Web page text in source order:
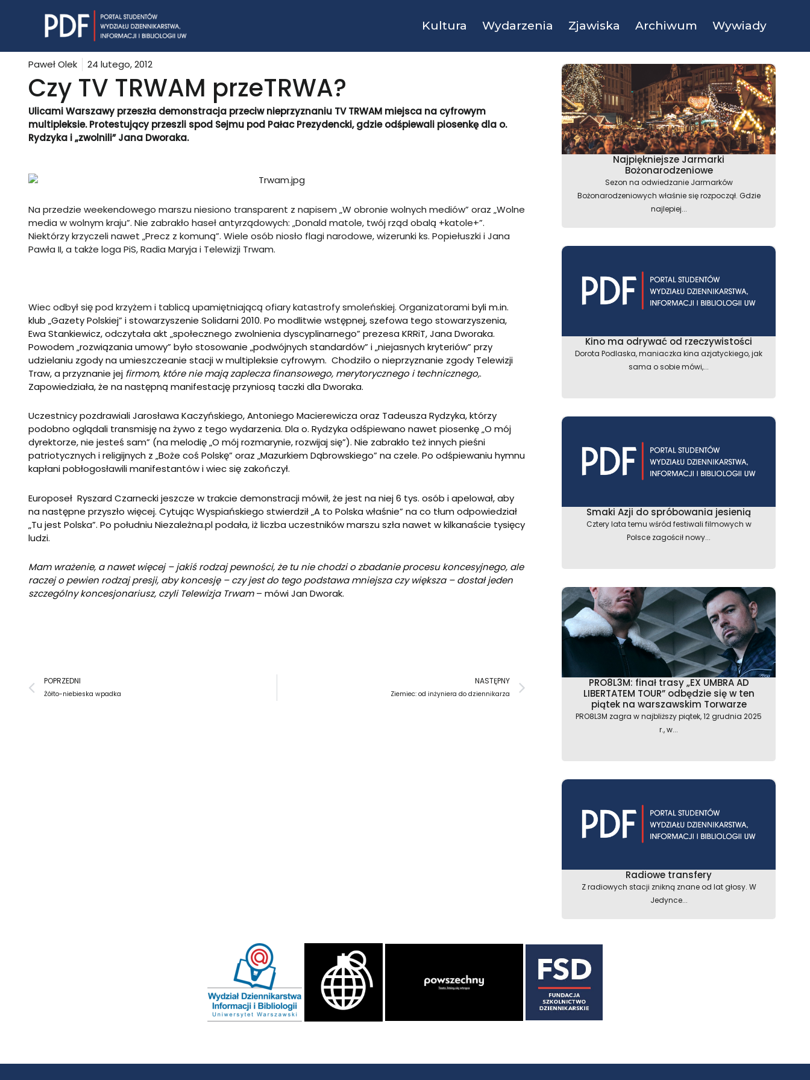
Kultura Wydarzenia Zjawiska Archiwum Wywiady
Paweł Olek 24 lutego, 2012
Czy TV TRWAM przeTRWA?
Ulicami Warszawy przeszła demonstracja przeciw nieprzyznaniu TV TRWAM miejsca na cyfrowym
multipleksie. Protestujący przeszli spod Sejmu pod Pałac Prezydencki, gdzie odśpiewali piosenkę dla o.
Rydzyka i „zwolnili” Jana Dworaka.
Na przedzie weekendowego marszu niesiono transparent z napisem „W obronie wolnych mediów” oraz „Wolne
media w wolnym kraju”. Nie zabrakło haseł antyrządowych: „Donald matole, twój rząd obalą +katole+”.
Niektórzy krzyczeli nawet „Precz z komuną”. Wiele osób niosło flagi narodowe, wizerunki ks. Popiełuszki i Jana
Pawła II, a także loga PiS, Radia Maryja i Telewizji Trwam.
Wiec odbył się pod krzyżem i tablicą upamiętniającą ofiary katastrofy smoleńskiej. Organizatoramibyli m.in.
klub „Gazety Polskiej” i stowarzyszenie Solidarni 2010. Po modlitwie wstępnej, szefowa tego stowarzyszenia,
Ewa Stankiewicz, odczytała akt „społecznego zwolnienia dyscyplinarnego” prezesa KRRiT, Jana Dworaka.
Powodem „rozwiązania umowy” było stosowanie „podwójnych standardów” i „niejasnych kryteriów” przy
udzielaniu zgody na umieszczeanie stacji w multipleksie cyfrowym. Chodziło o nieprzyznanie zgody Telewizji
Traw, a przyznanie jej firmom, które nie mają zaplecza finansowego, merytorycznego i technicznego,.
Zapowiedziała, że na następną manifestację przyniosą taczki dla Dworaka.
Uczestnicy pozdrawiali Jarosława Kaczyńskiego, Antoniego Macierewicza oraz Tadeusza Rydzyka, którzy
podobno oglądali transmisję na żywo z tego wydarzenia. Dla o. Rydzyka odśpiewano nawet piosenkę „O mój
dyrektorze, nie jesteś sam” (na melodię „O mój rozmarynie, rozwijaj się”). Nie zabrakło też innych pieśni
patriotycznych i religijnych z „Boże coś Polskę” oraz „Mazurkiem Dąbrowskiego” na czele. Po odśpiewaniu hymnu
kapłani pobłogosławili manifestantów i wiec się zakończył.
Europoseł Ryszard Czarnecki jeszcze w trakcie demonstracji mówił, że jest na niej 6 tys. osób i apelował, aby
na następne przyszło więcej. Cytując Wyspiańskiego stwierdził „A to Polska właśnie” na co tłum odpowiedział
„Tu jest Polska”. Po południu Niezależna.pl podała, iż liczba uczestników marszu szła nawet w kilkanaście tysięcy
ludzi.
Mam wrażenie, a nawet więcej – jakiś rodzaj pewności, że tu nie chodzi o zbadanie procesu koncesyjnego, ale
raczej o pewien rodzaj presji, aby koncesję – czy jest do tego podstawa mniejsza czy większa – dostał jeden
szczególny koncesjonariusz, czyli Telewizja Trwam– mówi Jan Dworak.
Prev
POPRZEDNI
Żółto-niebieska wpadka
NASTĘPNY
Ziemiec: od inżyniera do dziennikarza
Następny
Najpiękniejsze Jarmarki
Bożonarodzeniowe
Sezon na odwiedzanie Jarmarków
Bożonarodzeniowych właśnie się rozpoczął. Gdzie
najlepiej...
Kino ma odrywać od rzeczywistości
Dorota Podlaska, maniaczka kina azjatyckiego, jak
sama o sobie mówi,...
Smaki Azji do spróbowania jesienią
Cztery lata temu wśród festiwali filmowych w
Polsce zagościł nowy...
PRO8L3M: finał trasy „EX UMBRA AD
LIBERTATEM TOUR” odbędzie się w ten
piątek na warszawskim Torwarze
PRO8L3M zagra w najbliższy piątek, 12 grudnia 2025
r., w...
Radiowe transfery
Z radiowych stacji znikną znane od lat głosy. W
Jedynce...